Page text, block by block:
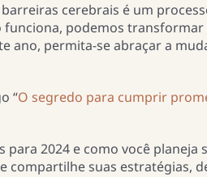
cerebrais é um
podemos transformar
ano, permita-se abraçar a
“O segredo para cumprir
2024 e como você planeja
compartilhe suas estratégias,